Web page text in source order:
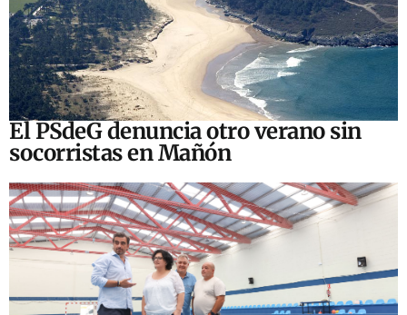
El PSdeG denuncia otro verano sin
socorristas en Mañón